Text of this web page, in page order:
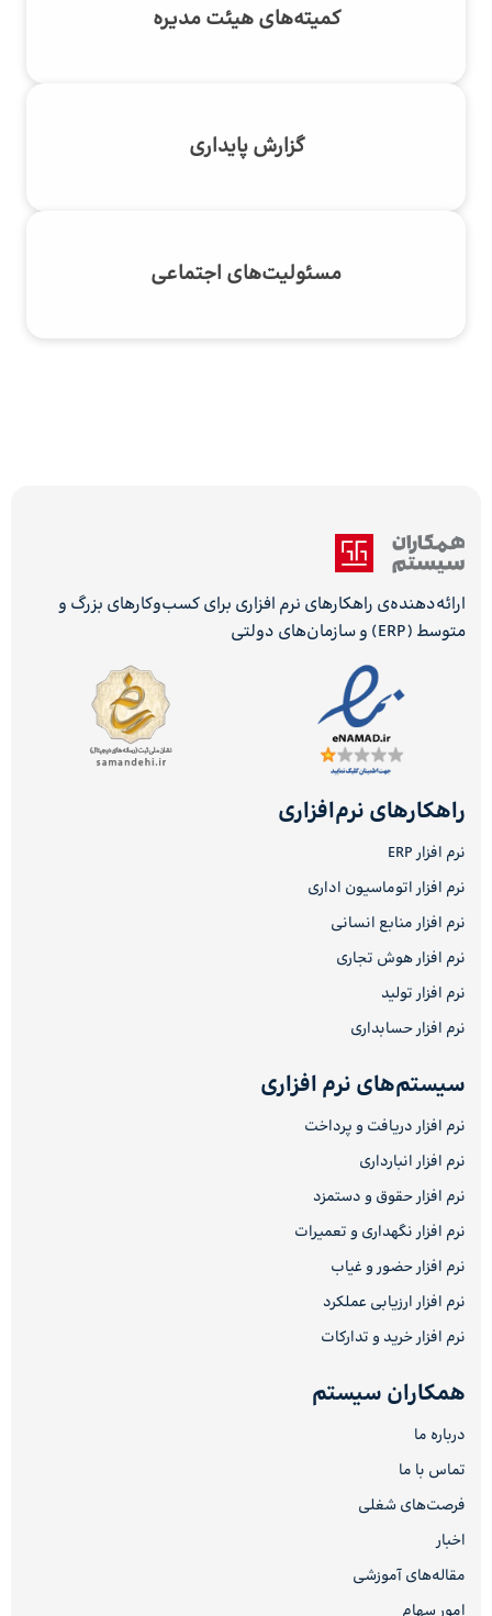
کمیته‌های هیئت مدیره
گزارش پایداری
مسئولیت‌های اجتماعی
ارائه‌دهنده‌ی راهکارهای نرم افزاری برای کسب‌وکارهای بزرگ و
متوسط (ERP) و سازمان‌های دولتی
راهکارهای نرم‌افزاری
نرم افزار ERP
نرم افزار اتوماسیون اداری
نرم افزار منابع انسانی
نرم افزار هوش تجاری
نرم افزار تولید
نرم افزار حسابداری
سیستم‌های نرم افزاری
نرم افزار دریافت و پرداخت
نرم افزار انبارداری
نرم افزار حقوق و دستمزد
نرم افزار نگهداری و تعمیرات
نرم افزار حضور و غیاب
نرم افزار ارزیابی عملکرد
نرم افزار خرید و تدارکات
همکاران سیستم
درباره ما
تماس با ما
فرصت‌های شغلی
اخبار
مقاله‌های آموزشی
امور سهام